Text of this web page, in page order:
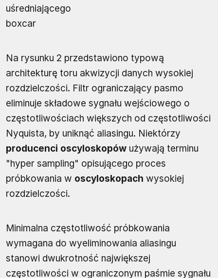
uśredniającego
boxcar
Na rysunku 2 przedstawiono typową
architekturę toru akwizycji danych wysokiej
rozdzielczości. Filtr ograniczający pasmo
eliminuje składowe sygnału wejściowego o
częstotliwościach większych od częstotliwości
Nyquista, by uniknąć aliasingu. Niektórzy
producenci oscyloskopów używają terminu
"hyper sampling" opisującego proces
próbkowania w oscyloskopach wysokiej
rozdzielczości.
Minimalna częstotliwość próbkowania
wymagana do wyeliminowania aliasingu
stanowi dwukrotność największej
częstotliwości w ograniczonym paśmie sygnału